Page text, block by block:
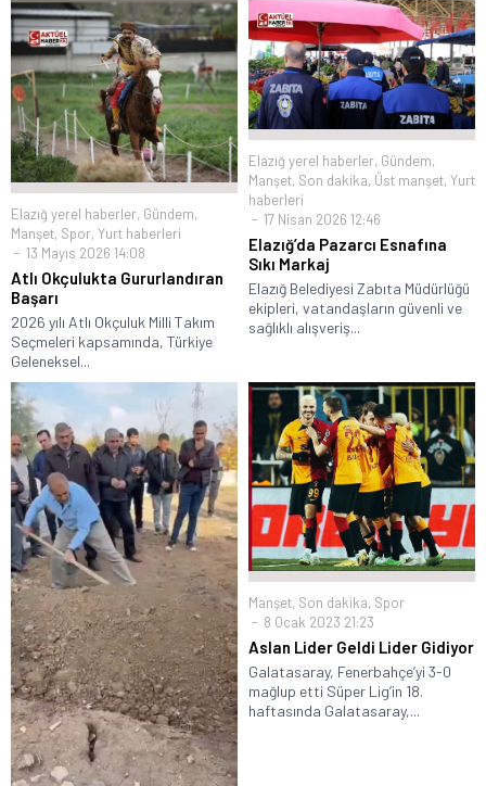
Elazığ yerel haberler, Gündem,
Manşet, Spor, Yurt haberleri
13 Mayıs 2026 14:08
Atlı Okçulukta Gururlandıran
Başarı
2026 yılı Atlı Okçuluk Milli Takım
Seçmeleri kapsamında, Türkiye
Geleneksel...
Elazığ yerel haberler, Gündem,
Manşet, Son dakika, Üst manşet, Yurt
haberleri
17 Nisan 2026 12:46
Elazığ’da Pazarcı Esnafına
Sıkı Markaj
Elazığ Belediyesi Zabıta Müdürlüğü
ekipleri, vatandaşların güvenli ve
sağlıklı alışveriş...
Manşet, Son dakika, Spor
8 Ocak 2023 21:23
Aslan Lider Geldi Lider Gidiyor
Galatasaray, Fenerbahçe’yi 3-0
mağlup etti Süper Lig’in 18.
haftasında Galatasaray,...